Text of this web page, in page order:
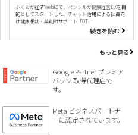
ふくおか経済Webにて、ペンシルが健康経営DXを目
的としてスタートした、チャット活用による社員向
け健康相談・薬剤師サポート「OT…
続きを読む
もっと見る
Google Partner プレミア
バッジ 取得代理店で
す。
Meta ビジネスパートナ
ーに認定されています。